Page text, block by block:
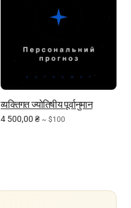
व्यक्तिगत ज्योतिषीय पूर्वानुमान
4 500,00 ₴ ~ $100